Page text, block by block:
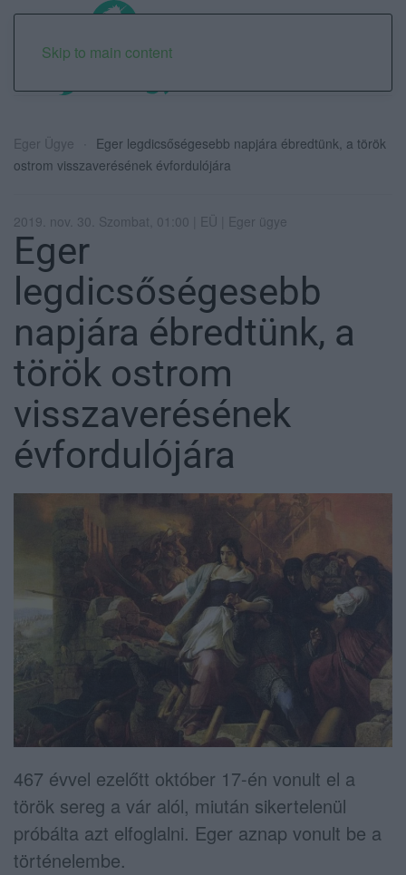
Skip to main content
Eger Ügye
Eger legdicsőségesebb napjára ébredtünk, a török
ostrom visszaverésének évfordulójára
2019. nov. 30. Szombat, 01:00 | EÜ | Eger ügye
Eger
legdicsőségesebb
napjára ébredtünk, a
török ostrom
visszaverésének
évfordulójára
467 évvel ezelőtt október 17-én vonult el a
török sereg a vár alól, miután sikertelenül
próbálta azt elfoglalni. Eger aznap vonult be a
történelembe.